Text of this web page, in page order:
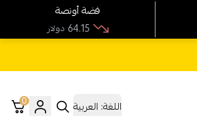
اللغة: العربية 0
فضة أونصة
دولار 64.15